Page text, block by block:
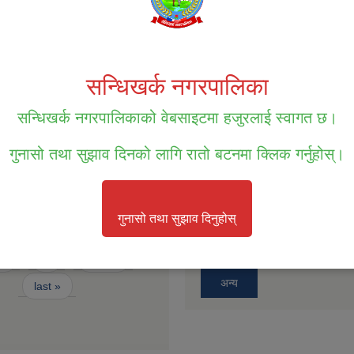
त्रैसासिक भत्ता विवरण आ.व.
लागि दरखास्त फाराम
कार्य सम्पादन मूल्याङ्कन
last »
सम्पत्ति तथा जिन्सी मालसामान लिलाम
बोलपत्र आव्हानको सूचना ।
बोलपत्र स्विकृतिको लागी छनोट
बोलपत्र स्वीकृतिको लागि छनौट
अन्य
सन्धिखर्क नगरपालिका
सन्धिखर्क नगरपालिकाको वेबसाइटमा हजुरलाई स्वागत छ।
गुनासो तथा सुझाव दिनको लागि रातो बटनमा क्लिक गर्नुहोस्।
गुनासो तथा सुझाव दिनुहोस्